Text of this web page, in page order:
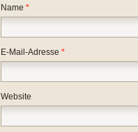
Name *
E-Mail-Adresse *
Website